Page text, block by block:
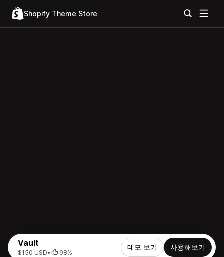
Shopify Theme Store
Vault
$150 USD• 98%
데모 보기 사용해보기